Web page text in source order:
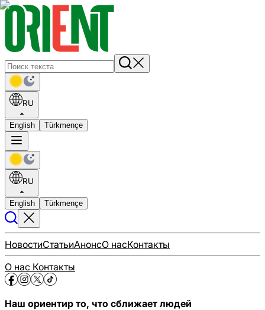
RU
English Türkmençe
RU
English Türkmençe
НовостиСтатьиАнонсО насКонтакты
О нас Контакты
Наш ориентир то, что сближает людей